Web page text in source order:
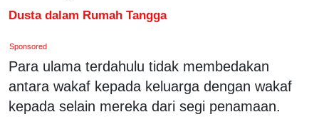
Dusta dalam Rumah Tangga
Sponsored
Para ulama terdahulu tidak membedakan
antara wakaf kepada keluarga dengan wakaf
kepada selain mereka dari segi penamaan.